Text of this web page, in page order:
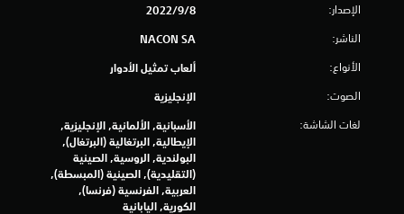
م
ا
الإصدار: 8‏/9‏/2022
الناشر: NACON SA
الأنواع: ألعاب تمثيل الأدوار
الصوت: الإنجليزية
لغات الشاشة:
الأسبانية, الألمانية, الإنجليزية,
الإيطالية, البرتغالية (البرتغال),
البولندية, الروسية, الصينية
(التقليدية), الصينية (المبسطة),
العربية, الفرنسية (فرنسا),
الكورية, اليابانية